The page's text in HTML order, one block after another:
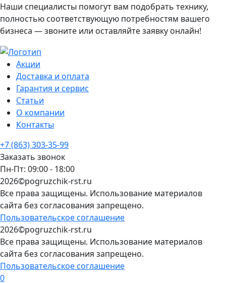
Наши специалисты помогут вам подобрать технику,
полностью соответствующую потребностям вашего
бизнеса — звоните или оставляйте заявку онлайн!
Акции
Доставка и оплата
Гарантия и сервис
Статьи
О компании
Контакты
+7 (863) 303-35-99
Заказать звонок
Пн-Пт: 09:00 - 18:00
2026©pogruzchik-rst.ru
Все права защищены. Использование материалов
сайта без согласования запрещено.
Пользовательское соглашение
2026©pogruzchik-rst.ru
Все права защищены. Использование материалов
сайта без согласования запрещено.
Пользовательское соглашение
0